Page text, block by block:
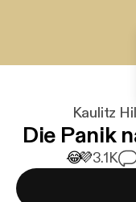
Kaulitz
Die Panik
😂💜3.1K